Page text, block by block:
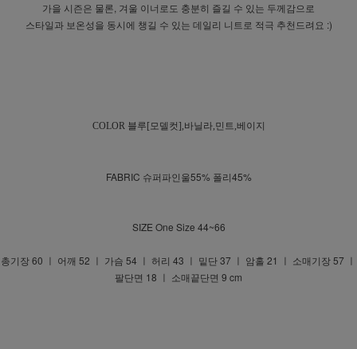
가을 시즌은 물론, 겨울 이너로도 충분히 즐길 수 있는 두께감으로
스타일과 보온성을 동시에 챙길 수 있는 데일리 니트로 적극 추천드려요 :)
COLOR 블루[모델컷],바닐라,민트,베이지
FABRIC 슈퍼파인울55% 폴리45%
SIZE One Size 44~66
총기장 60 ㅣ 어깨 52 ㅣ 가슴 54 ㅣ 허리 43 ㅣ 밑단 37 ㅣ 암홀 21 ㅣ 소매기장 57 ㅣ
팔단면 18 ㅣ 소매끝단면 9 cm